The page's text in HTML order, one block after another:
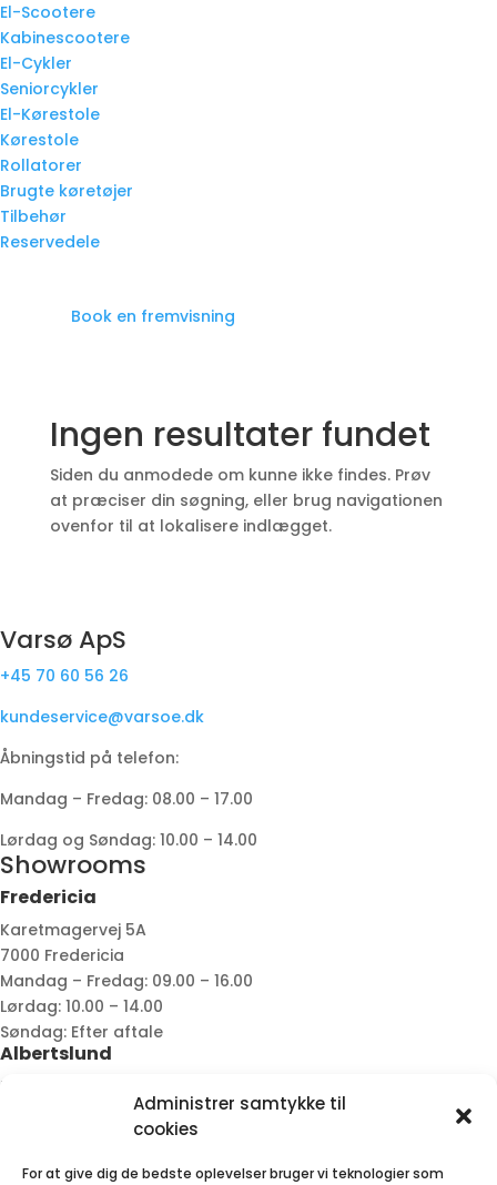
Administrer samtykke til
cookies
For at give dig de bedste oplevelser bruger vi teknologier som
El-Scootere
Kabinescootere
El-Cykler
Seniorcykler
El-Kørestole
Kørestole
Rollatorer
Brugte køretøjer
Tilbehør
Reservedele
Book en fremvisning
Ingen resultater fundet
Siden du anmodede om kunne ikke findes. Prøv
at præciser din søgning, eller brug navigationen
ovenfor til at lokalisere indlægget.
Varsø ApS
+45 70 60 56 26
kundeservice@varsoe.dk
Åbningstid på telefon:
Mandag – Fredag: 08.00 – 17.00
Lørdag og Søndag: 10.00 – 14.00
Showrooms
Fredericia
Karetmagervej 5A
7000 Fredericia
Mandag – Fredag: 09.00 – 16.00
Lørdag: 10.00 – 14.00
Søndag: Efter aftale
Albertslund
Rydagervej 29
2620 Albertslund
Tirsdag, Lørdag & Søndag: Efter aftale
Alle andre dage: 10.00 – 16.00